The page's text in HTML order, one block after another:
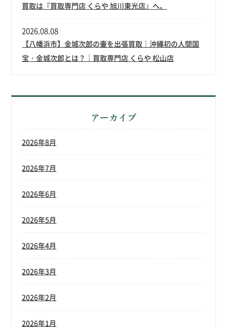
買取は『買取専門店 くらや 旭川東光店』へ。
【八幡浜市】金城次郎の壷を出張買取｜沖縄初の人間国
宝・金城次郎とは？｜買取専門店 くらや 松山店
2026.08.08
アーカイブ
2026年8月
2026年7月
2026年6月
2026年5月
2026年4月
2026年3月
2026年2月
2026年1月